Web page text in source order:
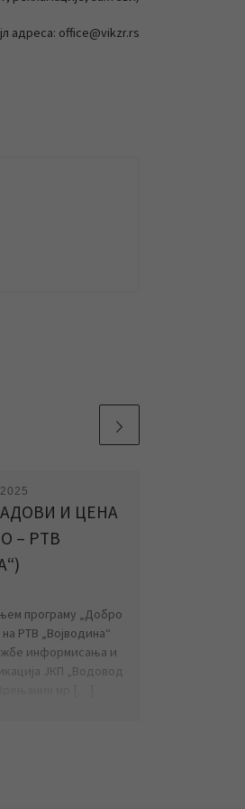
И ЦЕНА
– РТВ
програму „Добро
РТВ „Војводина“
информисања и
ЈКП „Водовод
адреса: office@vikzr.rs